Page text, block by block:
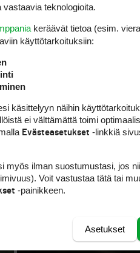
AMATÖÖRIGOLF
sytytti Veikka Viskarin
kotikisoissa
teknologioita.
keräävät tietoa (esim.
käyttötarkoituksiin:
käsittelyyn näihin
ei välttämättä toimi
Evästeasetukset -linkkiä
myös ilman suostumustasi, jos
Voit vastustaa tätä tai
-painikkeen.
Asetukset